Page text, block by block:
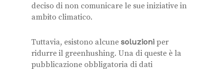
deciso di non comunicare le sue iniziative in
ambito climatico.
Tuttavia, esistono alcune soluzioni per
ridurre il greenhushing. Una di queste è la
pubblicazione obbligatoria di dati